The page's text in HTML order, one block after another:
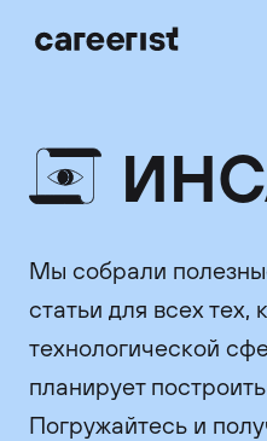
Мы собрали
статьи для всех тех,
технологической
планирует
Погружайтесь и